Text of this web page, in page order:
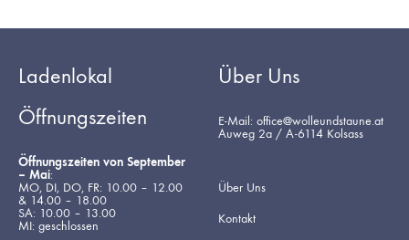
Ladenlokal
Öffnungszeiten
Öffnungszeiten von September
– Mai:
MO, DI, DO, FR: 10.00 – 12.00
& 14.00 – 18.00
SA: 10.00 – 13.00
MI: geschlossen
Über Uns
E-Mail: office@wolleundstaune.at
Auweg 2a / A-6114 Kolsass
Über Uns
Kontakt